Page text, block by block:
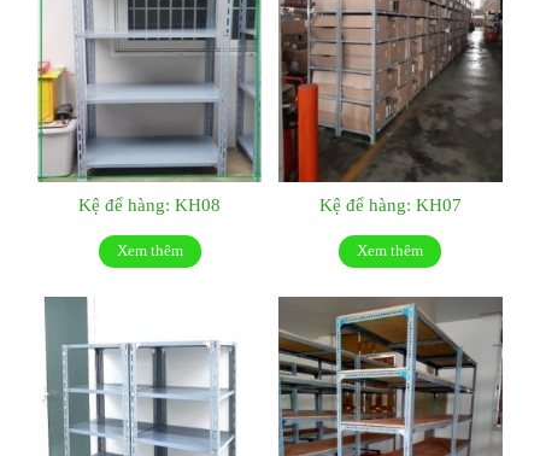
Kệ để hàng: KH08
Xem thêm
Kệ để hàng: KH07
Xem thêm